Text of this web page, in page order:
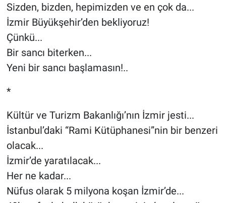
Sizden, bizden, hepimizden ve en çok da...
İzmir Büyükşehir’den bekliyoruz!
Çünkü...
Bir sancı biterken...
Yeni bir sancı başlamasın!..
*
Kültür ve Turizm Bakanlığı’nın İzmir jesti...
İstanbul’daki “Rami Kütüphanesi”nin bir benzeri
olacak...
İzmir’de yaratılacak...
Her ne kadar...
Nüfus olarak 5 milyona koşan İzmir’de...